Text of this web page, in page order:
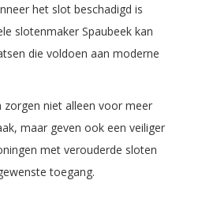
het slot beschadigd is
slotenmaker Spaubeek kan
die voldoen aan moderne
zorgen niet alleen voor meer
maar geven ook een veiliger
met verouderde sloten
toegang.